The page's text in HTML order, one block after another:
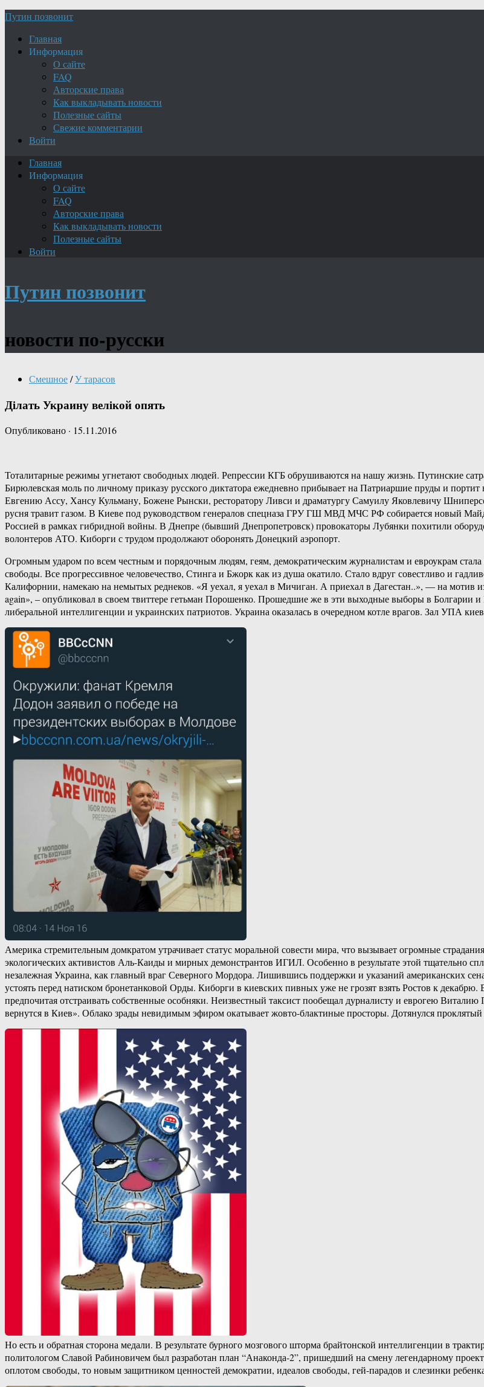
Путин позвонит
Главная
Информация
О сайте
FAQ
Авторские права
Как выкладывать новости
Полезные сайты
Свежие комментарии
Войти
Главная
Информация
О сайте
FAQ
Авторские права
Как выкладывать новости
Полезные сайты
Войти
Путин позвонит
новости по-русски
Смешное/У тарасов
Дiлать Украину велiкой опять
Опубликовано · 15.11.2016
Тоталитарные режимы угнетают свободных людей. Репрессии КГБ обрушиваются на нашу жизнь. Путинские
Бирюлевская моль по личному приказу русского диктатора ежедневно прибывает на Патриаршие пруды и
Евгению Ассу, Хансу Кульману, Божене Рынски, ресторатору Ливси и драматургу Самуилу Яковлевичу
русня травит газом. В Киеве под руководством генералов спецназа ГРУ ГШ МВД МЧС РФ собирается новый
Россией в рамках гибридной войны. В Днепре (бывший Днепропетровск) провокаторы Лубянки похитили
волонтеров АТО. Киборги с трудом продолжают оборонять Донецкий аэропорт.
Огромным ударом по всем честным и порядочным людям, геям, демократическим журналистам и евроукрам
свободы. Все прогрессивное человечество, Стинга и Бжорк как из душа окатило. Стало вдруг совестливо и
Калифорнии, намекаю на немытых реднеков. «Я уехал, я уехал в Мичиган. А приехал в Дагестан..», — на мотив
again», – опубликовал в своем твиттере гетьман Порошенко. Прошедшие же в эти выходные выборы в Болгарии
либеральной интеллигенции и украинских патриотов. Украина оказалась в очередном котле врагов. Зал УПА
Америка стремительным домкратом утрачивает статус моральной совести мира, что вызывает огромные
экологических активистов Аль-Каиды и мирных демонстрантов ИГИЛ. Особенно в результате этой тщательно
незалежная Украина, как главный враг Северного Мордора. Лишившись поддержки и указаний американских
устоять перед натиском бронетанковой Орды. Киборги в киевских пивных уже не грозят взять Ростов к
предпочитая отстраивать собственные особняки. Неизвестный таксист пообещал дурналисту и еврогею
вернутся в Киев». Облако зрады невидимым эфиром окатывает жовто-блактиные просторы. Дотянулся
Но есть и обратная сторона медали. В результате бурного мозгового шторма брайтонской интеллигенции в
политологом Славой Рабиновичем был разработан план “Анаконда-2”, пришедший на смену легендарному
оплотом свободы, то новым защитником ценностей демократии, идеалов свободы, гей-парадов и слезинки